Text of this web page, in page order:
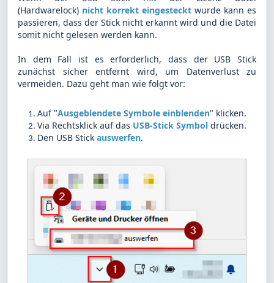
(Hardwarelock) nicht korrekt eingesteckt wurde kann es
passieren, dass der Stick nicht erkannt wird und die Datei
somit nicht gelesen werden kann.
In dem Fall ist es erforderlich, dass der USB Stick
zunächst sicher entfernt wird, um Datenverlust zu
vermeiden. Dazu geht man wie folgt vor:
Auf "Ausgeblendete Symbole einblenden" klicken.
Via Rechtsklick auf das USB-Stick Symbol drücken.
Den USB Stick auswerfen.